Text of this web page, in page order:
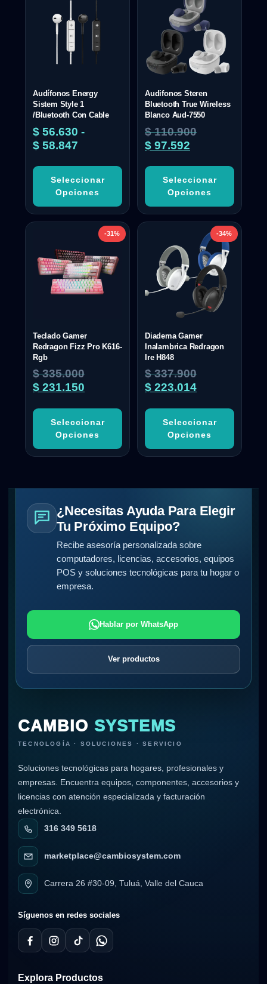
Audífonos Energy
Sistem Style 1
/Bluetooth Con Cable
$ 56.630 -
$ 58.847
Seleccionar
Opciones
Audifonos Steren
Bluetooth True Wireless
Blanco Aud-7550
$110.900
$ 97.592
Seleccionar
Opciones
-31%
Teclado Gamer
Redragon Fizz Pro K616-
Rgb
$335.000
$ 231.150
Seleccionar
Opciones
-34%
Diadema Gamer
Inalambrica Redragon
Ire H848
$337.900
$ 223.014
Seleccionar
Opciones
¿Necesitas Ayuda Para Elegir
Tu Próximo Equipo?
Recibe asesoría personalizada sobre
computadores, licencias, accesorios, equipos
POS y soluciones tecnológicas para tu hogar o
empresa.
Hablar por WhatsApp
Ver productos
CAMBIO SYSTEMS
TECNOLOGÍA · SOLUCIONES · SERVICIO
Soluciones tecnológicas para hogares, profesionales y
empresas. Encuentra equipos, componentes, accesorios y
licencias con atención especializada y facturación
electrónica.
316 349 5618
marketplace@cambiosystem.com
Carrera 26 #30-09, Tuluá, Valle del Cauca
Síguenos en redes sociales
Explora Productos